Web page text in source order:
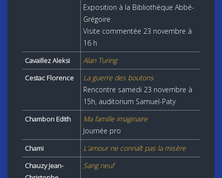
Exposition à la Bibliothèque Abbé-
Grégoire
Visite commentée 23 novembre à
16 h
Cavaillez Aleksi Alan Turing
Cestac Florence
La guerre des boutons
Rencontre samedi 23 novembre à
15h, auditorium Samuel-Paty
Chambon Edith
Ma famille imaginaire
Journée pro
Chami L'amour ne connaît pas la misère
Chauzy Jean-
Sang neuf